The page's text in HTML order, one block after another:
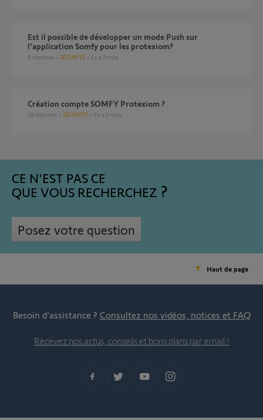
Est il possible de développer un mode Push sur
l'application Somfy pour les protexiom?
8 réponses SÉCURITÉ il y a 2 mois
création compte SOMFY Protexiom ?
38 réponses SÉCURITÉ il y a 3 mois
CE N'EST PAS CE
QUE VOUS RECHERCHEZ
Posez votre question
Haut de page
Besoin d’assistance ? Consultez nos vidéos, notices et FAQ
Recevez nos actus, conseils et bons plans par email !